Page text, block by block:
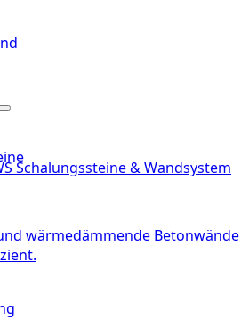
Schalungssteine & Wandsystem
wärmedämmende Betonwände